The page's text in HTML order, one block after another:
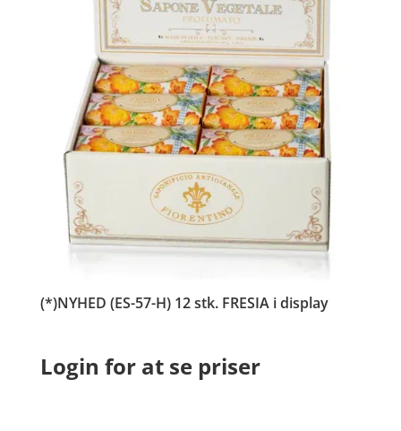
(*)NYHED (ES-57-H) 12 stk. FRESIA i display
Login for at se priser